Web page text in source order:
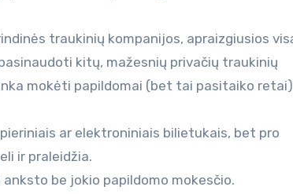
traukinių kompanijos, apraizgiusios
kitų, mažesnių privačių traukinių
mokėti papildomai (bet tai pasitaiko
ar elektroniniais bilietukais, bet pro
ir praleidžia.
be jokio papildomo mokesčio.